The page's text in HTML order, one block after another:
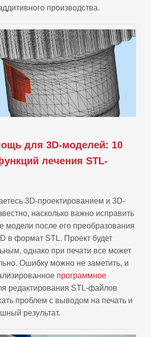
производства.
для 3D-моделей: 10
лечения STL-
3D-проектированием и 3D-
насколько важно исправить
модели после его преобразования
в формат STL. Проект будет
однако при печати все может
Ошибку можно не заметить, и
программное
редактирования STL-файлов
проблем с выводом на печать и
результат.